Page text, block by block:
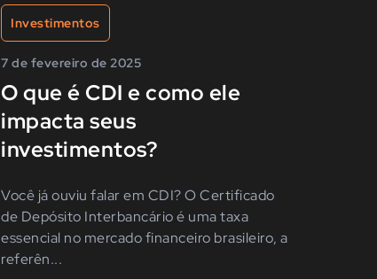
Investimentos
7 de fevereiro de 2025
O que é CDI e como ele
impacta seus
investimentos?
Você já ouviu falar em CDI? O Certificado
de Depósito Interbancário é uma taxa
essencial no mercado financeiro brasileiro, a
referên...